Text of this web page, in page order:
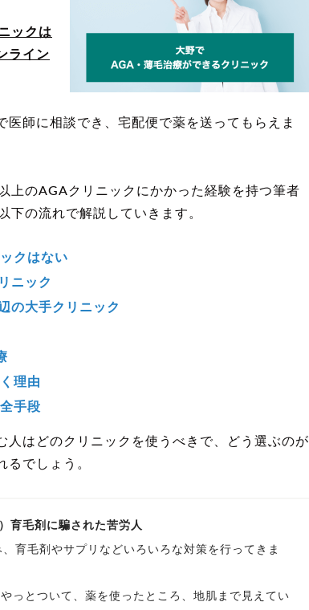
ックは
ライン
師に相談でき、宅配便で薬を送ってもらえま
上のAGAクリニックにかかった経験を持つ筆者
下の流れで解説していきます。
クはない
ニック
の大手クリニック
理由
手段
人はどのクリニックを使うべきで、どう選ぶのが
るでしょう。
育毛剤に騙された苦労人
育毛剤やサプリなどいろいろな対策を行ってきま
っとついて、薬を使ったところ、地肌まで見えてい